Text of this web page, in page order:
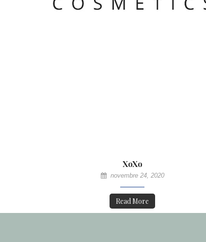
XoXo
novembre 24, 2020
Read More